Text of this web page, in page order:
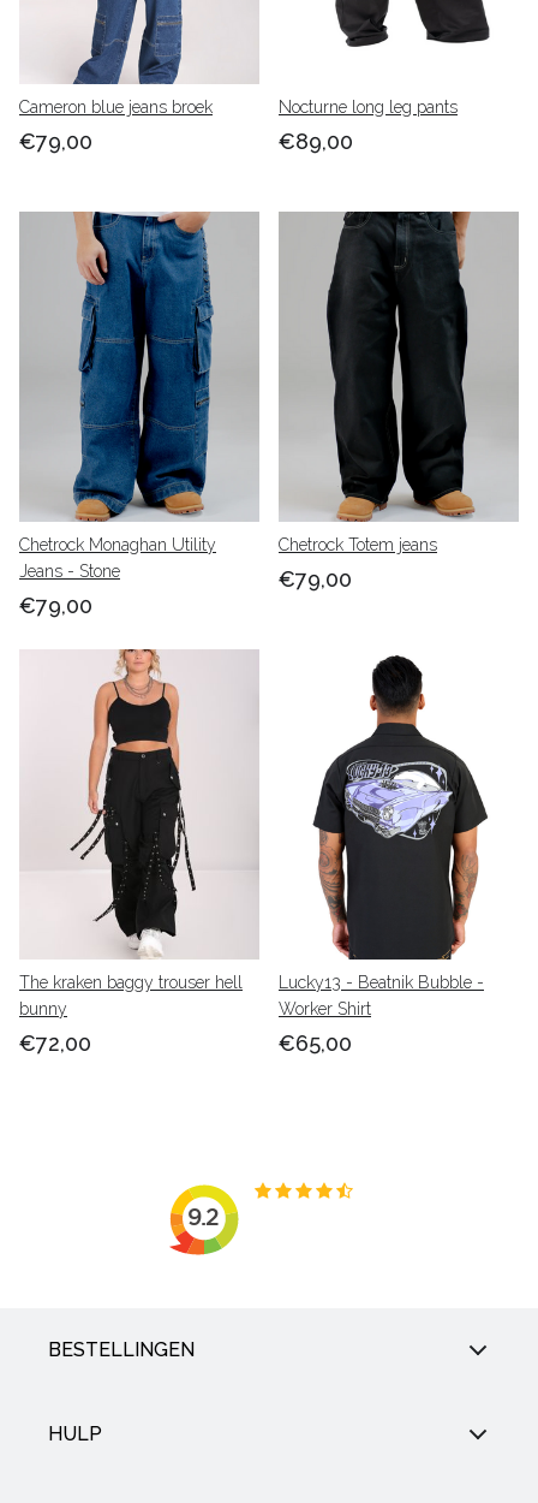
Cameron blue jeans broek
€79,00
Nocturne long leg pants
€89,00
Chetrock Monaghan Utility
Jeans - Stone
€79,00
Chetrock Totem jeans
€79,00
The kraken baggy trouser hell
bunny
€72,00
Lucky13 - Beatnik Bubble -
Worker Shirt
€65,00
BESTELLINGEN
HULP